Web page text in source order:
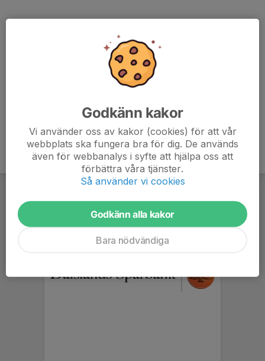
Godkänn kakor
Vi använder oss av kakor (cookies) för att vår
webbplats ska fungera bra för dig. De används
även för webbanalys i syfte att hjälpa oss att
förbättra våra tjänster.
Så använder vi cookies
Godkänn alla kakor
Bara nödvändiga